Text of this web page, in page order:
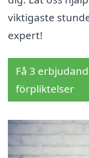
viktigaste
expert!
Få 3
förpliktelser